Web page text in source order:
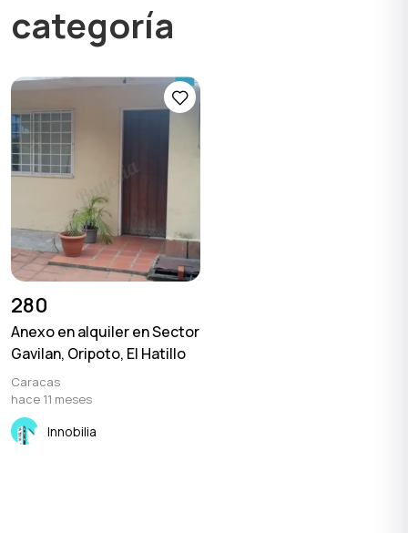
categoría
280
Anexo en alquiler en Sector
Gavilan, Oripoto, El Hatillo
Caracas
hace 11 meses
Innobilia